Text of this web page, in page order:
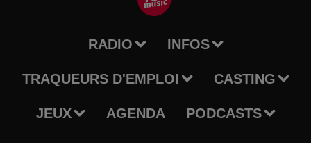
RADIO INFOS
TRAQUEURS D'EMPLOI CASTING
JEUX AGENDA PODCASTS